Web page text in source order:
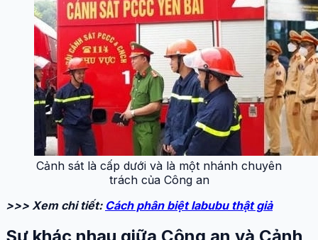
Cảnh sát là cấp dưới và là một nhánh chuyên
trách của Công an
>>> Xem chi tiết: Cách phân biệt labubu thật giả